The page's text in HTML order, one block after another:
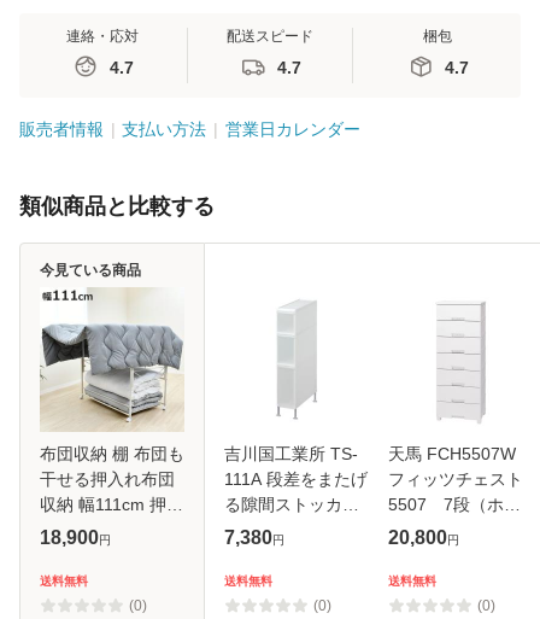
連絡・応対
4.7
配送スピード
4.7
梱包
4.7
販売者情報 支払い方法 営業日カレンダー
類似商品と比較する
布団収納 棚 布団も
干せる押入れ布団
収納 幅111cm 押入
れ （ 布団収納ラッ
押し入れ キャスタ
ー付き 布団干し 日
18,900円
送料無料
(0)
今見ている商品
吉川国工業所 TS-
111A 段差をまたげ
る隙間ストッカー3
段[TS111Aヨシカ
7,380円
送料無料
(0)
天馬 FCH5507W
フィッツチェスト
5507 7段（ホワ
イト）Fitsチェス
品種別A
20,800円
送料無料
(0)